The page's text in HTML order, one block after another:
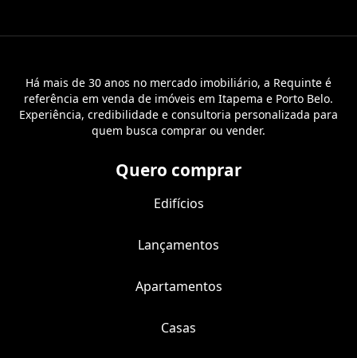
Há mais de 30 anos no mercado imobiliário, a Requinte é
referência em venda de imóveis em Itapema e Porto Belo.
Experiência, credibilidade e consultoria personalizada para
quem busca comprar ou vender.
Quero comprar
Edifícios
Lançamentos
Apartamentos
Casas